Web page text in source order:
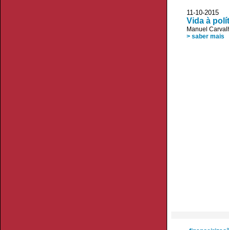
11-10-2015
Vida à
Manuel
> saber mais